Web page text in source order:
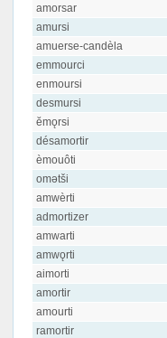
amorsar
amursi
amuerse-candèla
emmourci
enmoursi
desmursi
ĕmǫrsi
désamortir
èmouôti
omətši
amwèrti
admortizer
amwarti
amwǫrti
aimorti
amortir
amourti
ramortir